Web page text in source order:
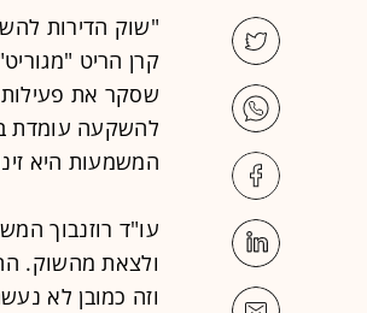
"שוק הדירות
קרן הריט
שסקר את
המשמעות היא
עו"ד רוזנבוך
וזה כמובן לא